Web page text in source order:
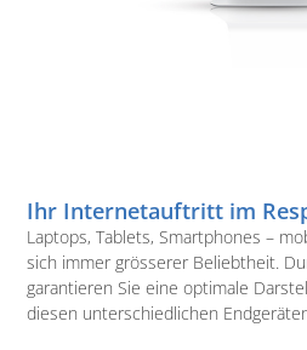
Ihr Internetauftritt im
Laptops, Tablets, Smartphones –
sich immer grösserer Beliebtheit.
garantieren Sie eine optimale
diesen unterschiedlichen